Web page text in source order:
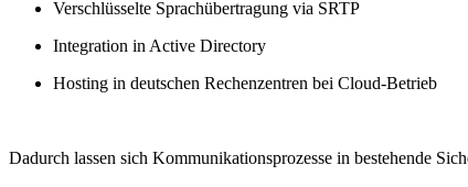
Verschlüsselte Sprachübertragung via SRTP
Integration in Active Directory
Hosting in deutschen Rechenzentren bei Cloud-Betrieb
Dadurch lassen sich Kommunikationsprozesse in bestehende